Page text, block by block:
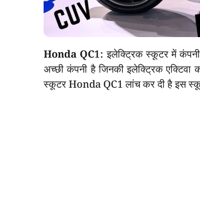
Honda QC1: इलेक्ट्रिक स्कूटर में
अच्छी कंपनी है जिनकी इलेक्ट्रिक एक्टिवा
स्कूटर Honda QC1 लांच कर दी है इस